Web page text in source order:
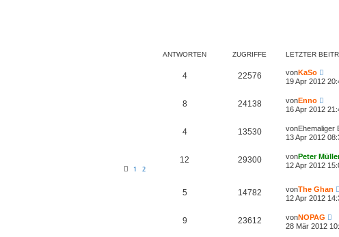
ANTWORTEN ZUGRIFFE LETZTER
4 22576 vonKaSo
19 Apr 2012
8 24138 vonEnno
16 Apr 2012
4 13530 vonEhemaliger
13 Apr 2012
1 2
12 29300 vonPeter
12 Apr 2012
5 14782 vonThe Ghan
12 Apr 2012
9 23612 vonNOPAG
28 Mär 2012